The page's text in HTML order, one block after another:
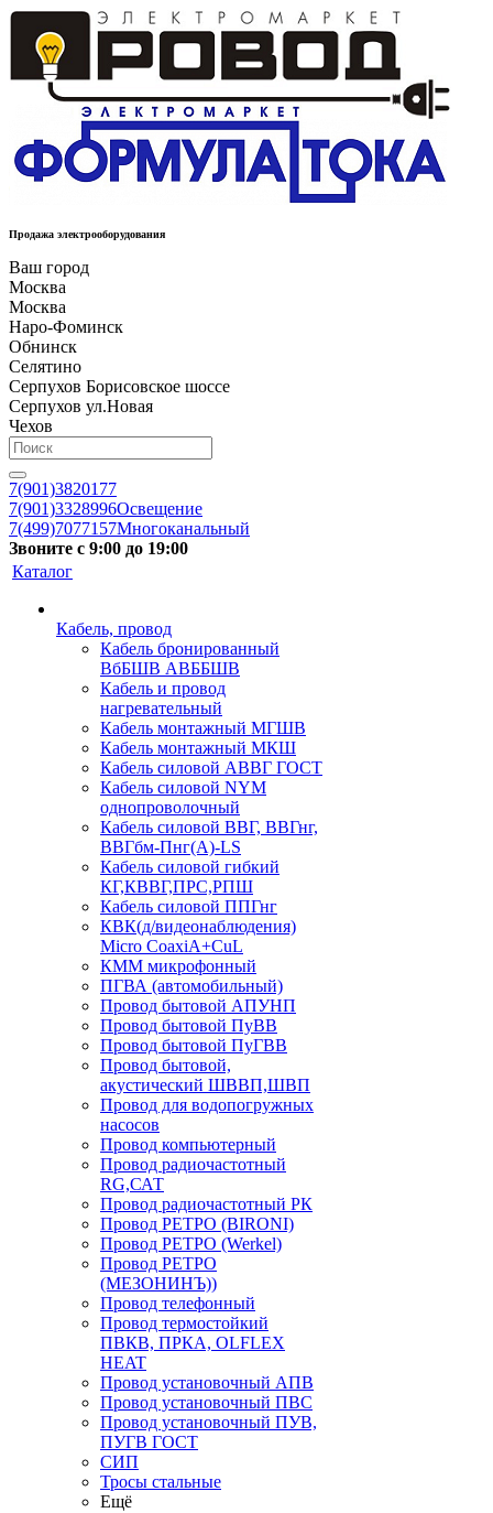
Продажа электрооборудования
Ваш город
Москва
Москва
Наро-Фоминск
Обнинск
Селятино
Серпухов Борисовское шоссе
Серпухов ул.Новая
Чехов
7(901)3820177
7(901)3328996Освещение
7(499)7077157Многоканальный
Звоните с 9:00 до 19:00
Каталог
Кабель, провод
Кабель бронированный
ВбБШВ АВББШВ
Кабель и провод
нагревательный
Кабель монтажный МГШВ
Кабель монтажный МКШ
Кабель силовой АВВГ ГОСТ
Кабель силовой NYM
однопроволочный
Кабель силовой ВВГ, ВВГнг,
ВВГбм-Пнг(А)-LS
Кабель силовой гибкий
КГ,КВВГ,ПРС,РПШ
Кабель силовой ППГнг
КВК(д/видеонаблюдения)
Micro CoaxiA+CuL
КММ микрофонный
ПГВА (автомобильный)
Провод бытовой АПУНП
Провод бытовой ПуВВ
Провод бытовой ПуГВВ
Провод бытовой,
акустический ШВВП,ШВП
Провод для водопогружных
насосов
Провод компьютерный
Провод радиочастотный
RG,САТ
Провод радиочастотный РК
Провод РЕТРО (BIRONI)
Провод РЕТРО (Werkel)
Провод РЕТРО
(МЕЗОНИНЪ))
Провод телефонный
Провод термостойкий
ПВКВ, ПРКА, OLFLEX
HEAT
Провод установочный АПВ
Провод установочный ПВС
Провод установочный ПУВ,
ПУГВ ГОСТ
СИП
Тросы стальные
Ещё